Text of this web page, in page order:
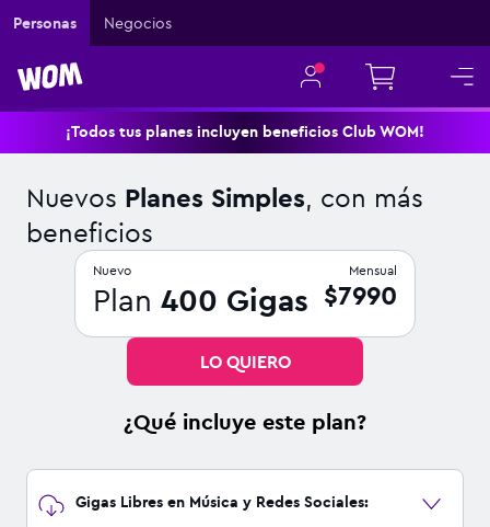
Personas Negocios
¡Todos tus planes incluyen beneficios Club WOM!
Nuevos Planes Simples, con más
beneficios
Nuevo
Plan 400 Gigas
Mensual
$7990
LO QUIERO
¿Qué incluye este plan?
Gigas Libres en Música y Redes Sociales: